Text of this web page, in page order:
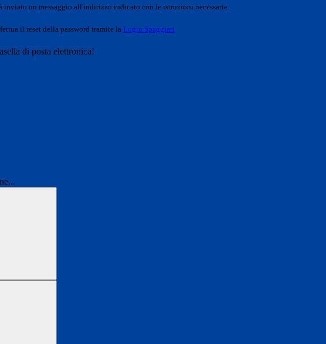
inviato un messaggio all'indirizzo indicato con le istruzioni necessarie.
il reset della password tramite la Login Spaggiari
di posta elettronica!